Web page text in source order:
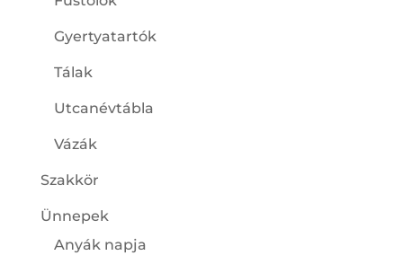
Gyertyatartók
Tálak
Utcanévtábla
Vázák
Szakkör
Ünnepek
Anyák napja